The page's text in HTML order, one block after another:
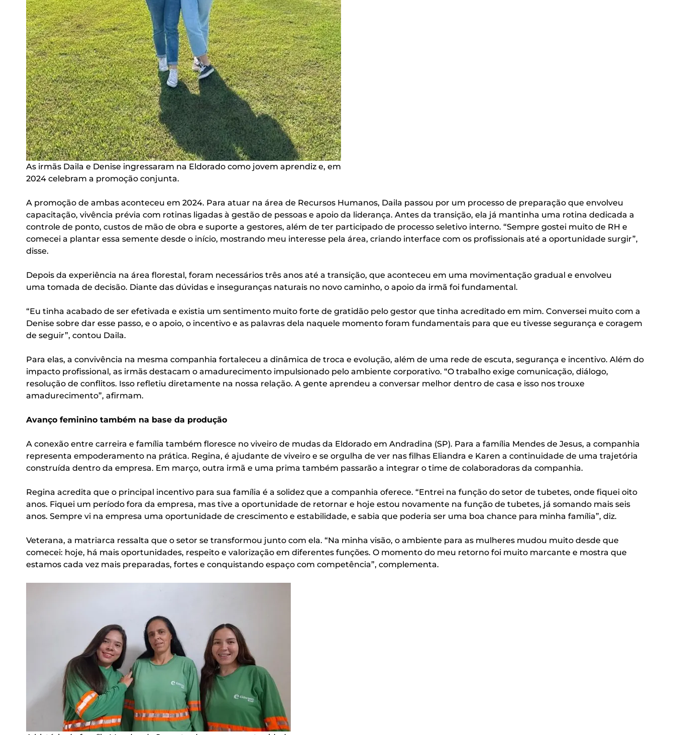
As irmãs Daila e Denise ingressaram na Eldorado como jovem aprendiz e, em
2024 celebram a promoção conjunta.
A promoção de ambas aconteceu em 2024. Para atuar na área de Recursos Humanos, Daila passou por um processo de preparação que envolveu
capacitação, vivência prévia com rotinas ligadas à gestão de pessoas e apoio da liderança. Antes da transição, ela já mantinha uma rotina dedicada a
controle de ponto, custos de mão de obra e suporte a gestores, além de ter participado de processo seletivo interno. “Sempre gostei muito de RH e
comecei a plantar essa semente desde o início, mostrando meu interesse pela área, criando interface com os profissionais até a oportunidade surgir”,
disse.
Depois da experiência na área florestal, foram necessários três anos até a transição, que aconteceu em uma movimentação gradual e envolveu
uma tomada de decisão. Diante das dúvidas e inseguranças naturais no novo caminho, o apoio da irmã foi fundamental.
“Eu tinha acabado de ser efetivada e existia um sentimento muito forte de gratidão pelo gestor que tinha acreditado em mim. Conversei muito com a
Denise sobre dar esse passo, e o apoio, o incentivo e as palavras dela naquele momento foram fundamentais para que eu tivesse segurança e coragem
de seguir”, contou Daila.
Para elas, a convivência na mesma companhia fortaleceu a dinâmica de troca e evolução, além de uma rede de escuta, segurança e incentivo. Além do
impacto profissional, as irmãs destacam o amadurecimento impulsionado pelo ambiente corporativo. “O trabalho exige comunicação, diálogo,
resolução de conflitos. Isso refletiu diretamente na nossa relação. A gente aprendeu a conversar melhor dentro de casa e isso nos trouxe
amadurecimento”, afirmam.
Avanço feminino também na base da produção
A conexão entre carreira e família também floresce no viveiro de mudas da Eldorado em Andradina (SP). Para a família Mendes de Jesus, a companhia
representa empoderamento na prática. Regina, é ajudante de viveiro e se orgulha de ver nas filhas Eliandra e Karen a continuidade de uma trajetória
construída dentro da empresa. Em março, outra irmã e uma prima também passarão a integrar o time de colaboradoras da companhia.
Regina acredita que o principal incentivo para sua família é a solidez que a companhia oferece. “Entrei na função do setor de tubetes, onde fiquei oito
anos. Fiquei um período fora da empresa, mas tive a oportunidade de retornar e hoje estou novamente na função de tubetes, já somando mais seis
anos. Sempre vi na empresa uma oportunidade de crescimento e estabilidade, e sabia que poderia ser uma boa chance para minha família”, diz.
Veterana, a matriarca ressalta que o setor se transformou junto com ela. “Na minha visão, o ambiente para as mulheres mudou muito desde que
comecei: hoje, há mais oportunidades, respeito e valorização em diferentes funções. O momento do meu retorno foi muito marcante e mostra que
estamos cada vez mais preparadas, fortes e conquistando espaço com competência”, complementa.